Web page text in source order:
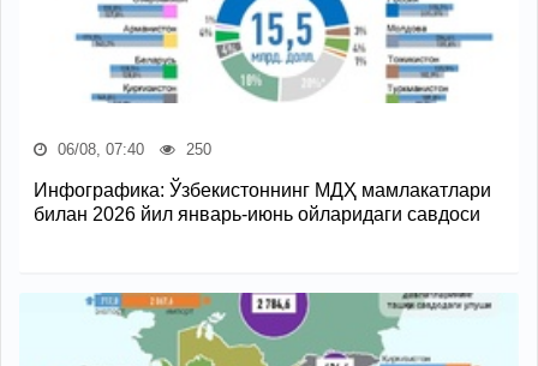
06/08, 07:40 250
Инфографика: Ўзбекистоннинг МДҲ мамлакатлари
билан 2026 йил январь-июнь ойларидаги савдоси